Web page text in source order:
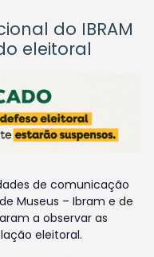
do IBRAM
eleitoral
de comunicação
Museus – Ibram e de
a observar as
eleitoral.